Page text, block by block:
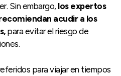
Sin embargo, los expertos
acudir a los
para evitar el riesgo de
para viajar en tiempos